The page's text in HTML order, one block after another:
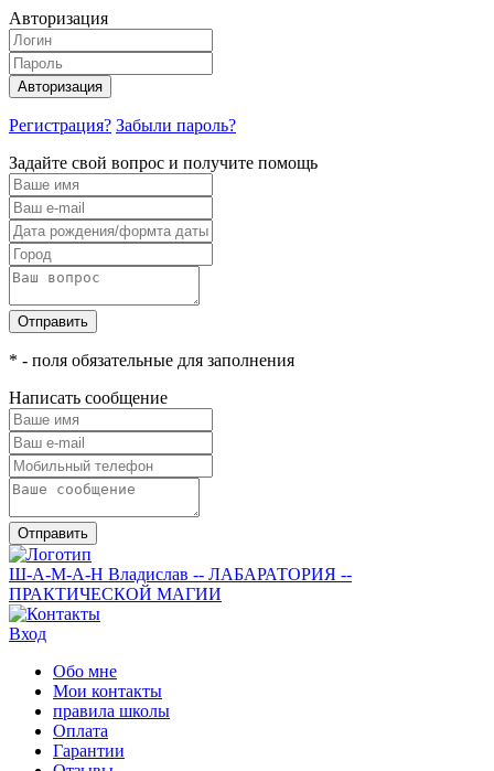
Авторизация
Авторизация
Регистрация? Забыли пароль?
Задайте свой вопрос и получите помощь
Отправить
* - поля обязательные для заполнения
Написать сообщение
Отправить
Ш-А-М-А-Н Владислав -- ЛАБАРАТОРИЯ --
ПРАКТИЧЕСКОЙ МАГИИ
Вход
Обо мне
Мои контакты
правила школы
Оплата
Гарантии